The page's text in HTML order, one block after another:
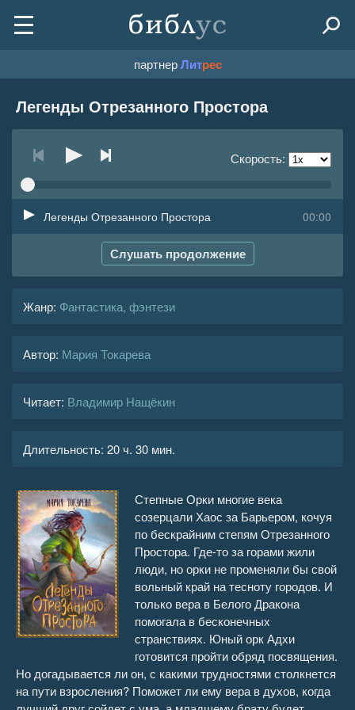
партнерЛитрес
Легенды Отрезанного Простора
Скорость:
00:00
Легенды Отрезанного Простора
Слушать продолжение
Жанр: Фантастика, фэнтези
Автор: Мария Токарева
Читает: Владимир Нащёкин
Длительность: 20 ч. 30 мин.
Степные Орки многие века
созерцали Хаос за Барьером, кочуя
по бескрайним степям Отрезанного
Простора. Где-то за горами жили
люди, но орки не променяли бы свой
вольный край на тесноту городов. И
только вера в Белого Дракона
помогала в бесконечных
странствиях. Юный орк Адхи
готовится пройти обряд посвящения.
Но догадывается ли он, с какими трудностями столкнется
на пути взросления? Поможет ли ему вера в духов, когда